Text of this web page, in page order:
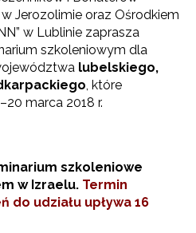
Jerozolimie oraz Ośrodkiem
w Lublinie zaprasza
szkoleniowym dla
lubelskiego,
, które
marca 2018 r.
szkoleniowe
w Izraelu. Termin
do udziału upływa 16